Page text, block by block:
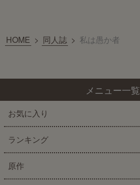
HOME > 同人誌 > 私は愚か者
メニュー一覧
お気に入り
ランキング
原作